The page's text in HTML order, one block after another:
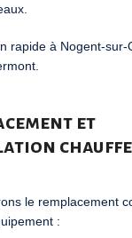
rapide à Nogent-sur-
et
le remplacement
: